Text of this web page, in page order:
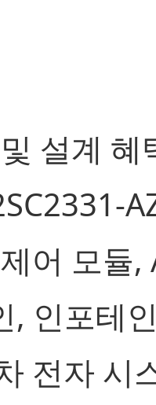
설계 혜
어 모듈,
, 인포테
전자 시